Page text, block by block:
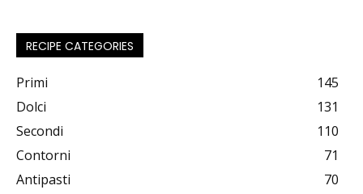
RECIPE CATEGORIES
Primi
145
Dolci
131
Secondi
110
Contorni
71
Antipasti
70